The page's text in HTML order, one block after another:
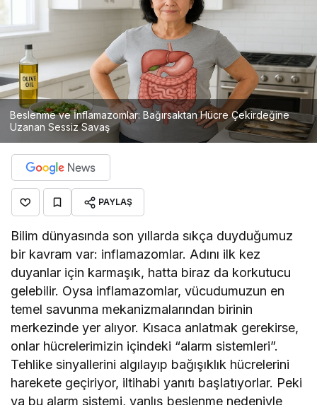
Beslenme ve İnflamazomlar: Bağırsaktan Hücre Çekirdeğine
Uzanan Sessiz Savaş
PAYLAŞ
Bilim dünyasında son yıllarda sıkça duyduğumuz
bir kavram var: inflamazomlar. Adını ilk kez
duyanlar için karmaşık, hatta biraz da korkutucu
gelebilir. Oysa inflamazomlar, vücudumuzun en
temel savunma mekanizmalarından birinin
merkezinde yer alıyor. Kısaca anlatmak gerekirse,
onlar hücrelerimizin içindeki “alarm sistemleri”.
Tehlike sinyallerini algılayıp bağışıklık hücrelerini
harekete geçiriyor, iltihabi yanıtı başlatıyorlar. Peki
ya bu alarm sistemi, yanlış beslenme nedeniyle